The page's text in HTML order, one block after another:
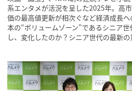
系エンタメが活況を呈した2025年。高
価の最高値更新が相次ぐなど経済成長
本の“ボリュームゾーン”であるシニア
し、変化したのか？シニア世代の最新